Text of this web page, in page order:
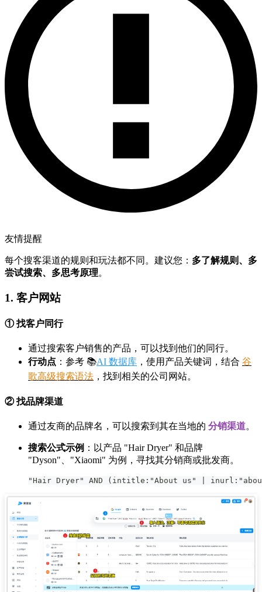
友情提醒
每个搜客渠道的规则和玩法都不同。建议您： 多了解规则、多
尝试搜索、多思考原理。
1. 客户网站
① 找客户同行
通过搜索客户销售的产品，可以找到他们的同行。
行动点 ：参考 📚AI 数据库 ，使用产品关键词，结合 谷
歌高级搜索语法 ，找到相关的公司网站。
② 找品牌渠道
通过友商的品牌名，可以搜索到其在当地的 分销渠道。
搜索公式示例 ：以产品 "Hair Dryer" 和品牌
"Dyson"、"Xiaomi" 为例，寻找其分销商或批发商。
"Hair Dryer" AND (intitle:"About us" |